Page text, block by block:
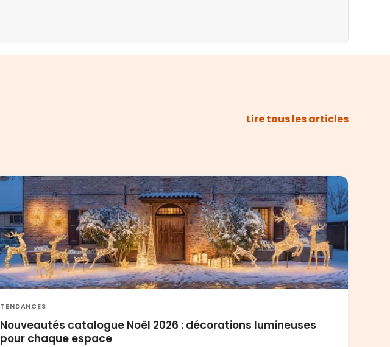
Lire tous les articles
TENDANCES
Nouveautés catalogue Noël 2026 : décorations lumineuses
pour chaque espace